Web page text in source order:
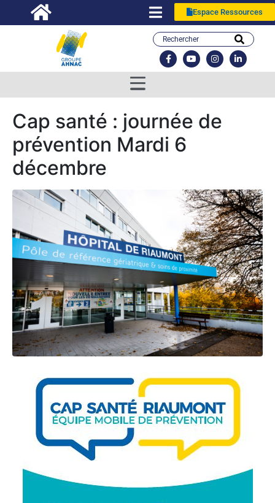
Espace Ressources
Cap santé : journée de
prévention Mardi 6
décembre